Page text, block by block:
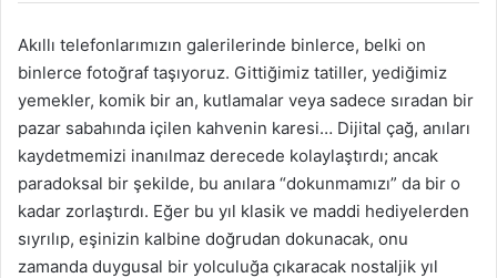
Akıllı telefonlarımızın galerilerinde binlerce, belki on
binlerce fotoğraf taşıyoruz. Gittiğimiz tatiller, yediğimiz
yemekler, komik bir an, kutlamalar veya sadece sıradan bir
pazar sabahında içilen kahvenin karesi… Dijital çağ, anıları
kaydetmemizi inanılmaz derecede kolaylaştırdı; ancak
paradoksal bir şekilde, bu anılara “dokunmamızı” da bir o
kadar zorlaştırdı. Eğer bu yıl klasik ve maddi hediyelerden
sıyrılıp, eşinizin kalbine doğrudan dokunacak, onu
zamanda duygusal bir yolculuğa çıkaracak nostaljik yıl